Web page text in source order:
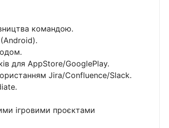
командою.
для AppStore/GooglePlay.
Jira/Confluence/Slack.
ігровими проєктами